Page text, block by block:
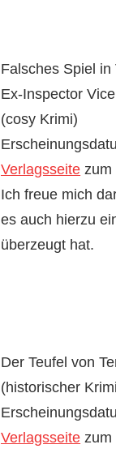
Falsches Spiel in
Ex-Inspector
(cosy Krimi)
Verlagsseite zum
Ich freue mich
es auch hierzu
überzeugt hat.
Der Teufel von
(historischer
Verlagsseite zum